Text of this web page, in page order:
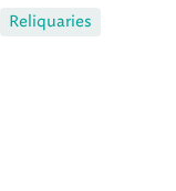
Reliquaries